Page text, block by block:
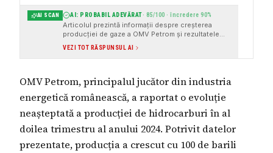
AI SCAN AI: PROBABIL ADEVĂRAT· 85/100 · încredere90%
Articolul prezintă informații despre creșterea
producției de gaze a OMV Petrom și rezultatele
financiare ale companiei, cu surse instituționale
și date concrete.
VEZI TOT RĂSPUNSUL AI
OMV Petrom, principalul jucător din industria
energetică românească, a raportat o evoluție
neașteptată a producției de hidrocarburi în al
doilea trimestru al anului 2024. Potrivit datelor
prezentate, producția a crescut cu 100 de barili